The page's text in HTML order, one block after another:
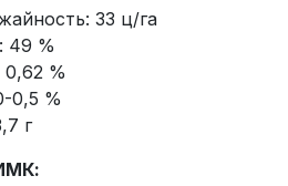
33 ц/га
49 %
%
0,5 %
г